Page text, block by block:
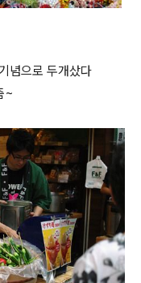
념으로 두개샀다
~